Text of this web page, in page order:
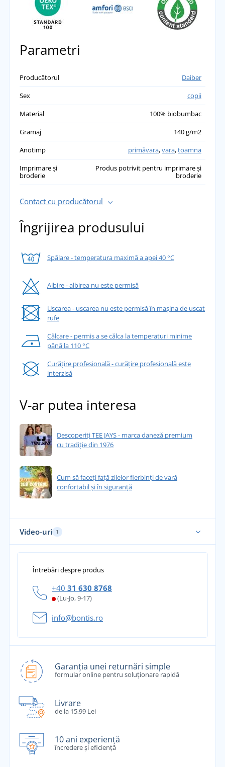
Parametri
Producătorul
Daiber
Sex
copii
Material
100% biobumbac
Gramaj
140 g/m2
Anotimp
primăvara,vara,toamna
Imprimare și
broderie
Produs potrivit pentru imprimare și
broderie
Contact cu producătorul
Îngrijirea produsului
Spălare - temperatura maximă a apei 40 °C
Albire - albirea nu este permisă
Uscarea - uscarea nu este permisă în mașina de uscat
rufe
Călcare - permis a se călca la temperaturi minime
până la 110 °C
Curățire profesională - curățire profesională este
interzisă
V-ar putea interesa
Descoperiți TEE JAYS - marca daneză premium
cu tradiție din 1976
Cum să faceți față zilelor fierbinți de vară
confortabil și în siguranță
Video-uri 1
Întrebări despre produs
+40 31 630 8768
(Lu-Jo, 9-17)
info@bontis.ro
Garanția unei returnări simple
formular online pentru soluționare rapidă
Livrare
de la 15,99 Lei
10 ani experiență
încredere și eficiență